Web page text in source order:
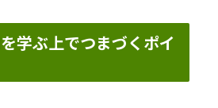
学ぶ上でつまづくポイ